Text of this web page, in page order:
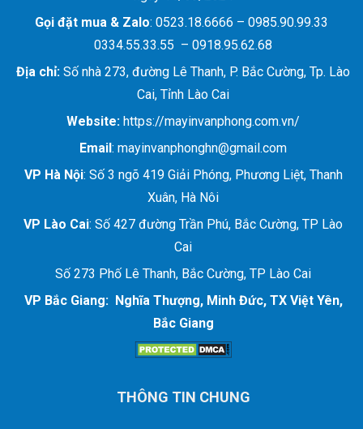
Gọi đặt mua & Zalo: 0523.18.6666 – 0985.90.99.33
0334.55.33.55 – 0918.95.62.68
Địa chỉ: Số nhà 273, đường Lê Thanh, P. Bắc Cường, Tp. Lào
Cai, Tỉnh Lào Cai
Website: https://mayinvanphong.com.vn/
Email: mayinvanphonghn@gmail.com
VP Hà Nội: Số 3 ngõ 419 Giải Phóng, Phương Liệt, Thanh
Xuân, Hà Nôi
VP Lào Cai: Số 427 đường Trần Phú, Bắc Cường, TP Lào
Cai
Số 273 Phố Lê Thanh, Bắc Cường, TP Lào Cai
VP Bắc Giang: Nghĩa Thượng, Minh Đức, TX Việt Yên,
Bắc Giang
THÔNG TIN CHUNG
Gửi thông tin